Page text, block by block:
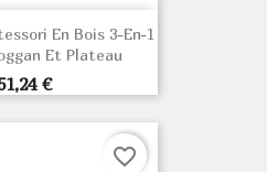
En Bois 3-En-1
Et Plateau
€
favorite_border